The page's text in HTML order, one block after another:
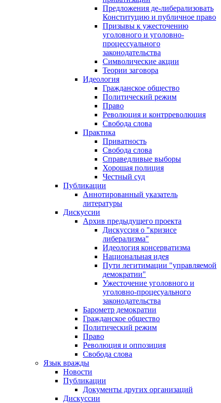
Предложения де-либерализовать
Конституцию и публичное право
Призывы к ужесточению
уголовного и уголовно-
процессуального
законодательства
Символические акции
Теории заговора
Идеология
Гражданское общество
Политический режим
Право
Революция и контрреволюция
Свобода слова
Практика
Приватность
Свобода слова
Справедливые выборы
Хорошая полиция
Честный суд
Публикации
Аннотированный указатель
литературы
Дискуссии
Архив предыдущего проекта
Дискуссия о "кризисе
либерализма"
Идеология консерватизма
Национальная идея
Пути легитимации "управляемой
демократии"
Ужесточение уголовного и
уголовно-процесуального
законодательства
Барометр демократии
Гражданское общество
Политический режим
Право
Революция и оппозиция
Свобода слова
Язык вражды
Новости
Публикации
Документы других организаций
Дискуссии